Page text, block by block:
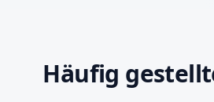
Häufig